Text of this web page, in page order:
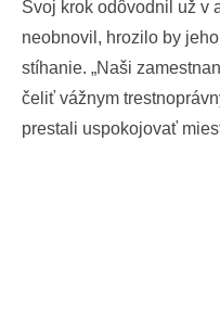
Svoj krok odôvodnil už v
neobnovil, hrozilo by
stíhanie. „Naši
čeliť vážnym
prestali uspokojovať